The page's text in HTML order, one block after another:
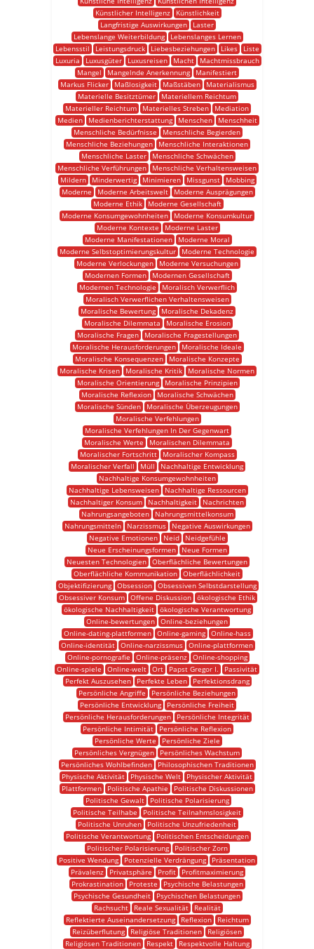
Künstlicher Intelligenz
Künstlichkeit
Langfristige Auswirkungen
Laster
Lebenslange Weiterbildung
Lebenslanges Lernen
Lebensstil
Leistungsdruck Liebesbeziehungen Likes
Liste
Luxuria
Luxusgüter Luxusreisen Macht
Machtmissbrauch
Mangel
Mangelnde Anerkennung
Manifestiert
Markus Flicker
Maßlosigkeit Maßstäben
Materialismus
Materielle Besitztümer
Materiellem Reichtum
Materieller Reichtum
Materielles Streben
Mediation
Medien
Medienberichterstattung Menschen
Menschheit
Menschliche Bedürfnisse
Menschliche Begierden
Menschliche Beziehungen
Menschliche Interaktionen
Menschliche Laster
Menschliche Schwächen
Menschliche Verführungen
Menschliche Verhaltensweisen
Mildern
Minderwertig Minimieren Missgunst
Mobbing
Moderne
Moderne Arbeitswelt
Moderne Ausprägungen
Moderne Ethik
Moderne Gesellschaft
Moderne Konsumgewohnheiten
Moderne Konsumkultur
Moderne Kontexte
Moderne Laster
Moderne Manifestationen
Moderne Moral
Moderne Selbstoptimierungskultur
Moderne Technologie
Moderne Verlockungen
Moderne Versuchungen
Modernen Formen
Modernen Gesellschaft
Modernen Technologie
Moralisch Verwerflich
Moralisch Verwerflichen Verhaltensweisen
Moralische Bewertung
Moralische Dekadenz
Moralische Dilemmata
Moralische Erosion
Moralische Fragen
Moralische Fragestellungen
Moralische Herausforderungen
Moralische Ideale
Moralische Konsequenzen
Moralische Konzepte
Moralische Krisen
Moralische Kritik
Moralische Normen
Moralische Orientierung
Moralische Prinzipien
Moralische Reflexion
Moralische Schwächen
Moralische Sünden
Moralische Überzeugungen
Moralische Verfehlungen
Moralische Verfehlungen In Der Gegenwart
Moralische Werte
Moralischen Dilemmata
Moralischer Fortschritt
Moralischer Kompass
Moralischer Verfall
Müll
Nachhaltige Entwicklung
Nachhaltige Konsumgewohnheiten
Nachhaltige Lebensweisen
Nachhaltige Ressourcen
Nachhaltiger Konsum
Nachhaltigkeit
Nachrichten
Nahrungsangeboten
Nahrungsmittelkonsum
Nahrungsmitteln
Narzissmus
Negative Auswirkungen
Negative Emotionen
Neid
Neidgefühle
Neue Erscheinungsformen
Neue Formen
Neuesten Technologien Oberflächliche Bewertungen
Oberflächliche Kommunikation Oberflächlichkeit
Objektifizierung
Obsession
Obsessiven Selbstdarstellung
Obsessiver Konsum Offene Diskussion ökologische Ethik
ökologische Nachhaltigkeit
ökologische Verantwortung
Online-bewertungen Online-beziehungen
Online-dating-plattformen
Online-gaming
Online-hass
Online-identität Online-narzissmus Online-plattformen
Online-pornografie
Online-präsenz
Online-shopping
Online-spiele
Online-welt Ort Papst Gregor I.
Passivität
Perfekt Auszusehen
Perfekte Leben
Perfektionsdrang
Persönliche Angriffe
Persönliche Beziehungen
Persönliche Entwicklung
Persönliche Freiheit
Persönliche Herausforderungen
Persönliche Integrität
Persönliche Intimität
Persönliche Reflexion
Persönliche Werte
Persönliche Ziele
Persönliches Vergnügen
Persönliches Wachstum
Persönliches Wohlbefinden
Philosophischen Traditionen
Physische Aktivität
Physische Welt
Physischer Aktivität
Plattformen
Politische Apathie
Politische Diskussionen
Politische Gewalt
Politische Polarisierung
Politische Teilhabe
Politische Teilnahmslosigkeit
Politische Unruhen
Politische Unzufriedenheit
Politische Verantwortung
Politischen Entscheidungen
Politischer Polarisierung
Politischer Zorn
Positive Wendung
Potenzielle Verdrängung
Präsentation
Prävalenz
Privatsphäre Profit
Profitmaximierung
Prokrastination
Proteste
Psychische Belastungen
Psychische Gesundheit
Psychischen Belastungen
Rachsucht
Reale Sexualität
Realität
Reflektierte Auseinandersetzung
Reflexion
Reichtum
Reizüberflutung
Religiöse Traditionen
Religiösen
Religiösen Traditionen
Respekt
Respektvolle Haltung